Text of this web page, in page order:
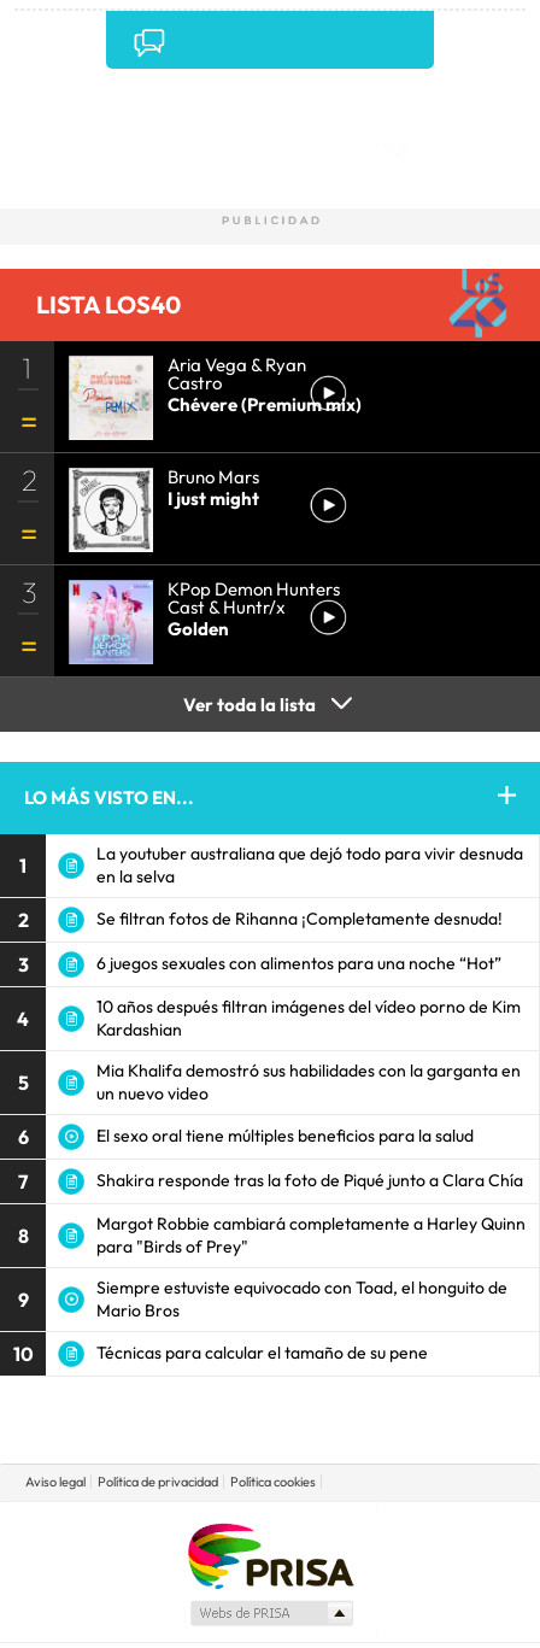
LISTA LOS40
1 Aria Vega & Ryan
Castro
Chévere (Premium mix)
2
Bruno Mars
I just might
3 KPop Demon Hunters
Cast & Huntr/x
Golden
Ver toda la lista
LO MÁS VISTO EN...
1
La youtuber australiana que dejó todo para vivir desnuda
en la selva
2 Se filtran fotos de Rihanna ¡Completamente desnuda!
3 6 juegos sexuales con alimentos para una noche “Hot”
4
10 años después filtran imágenes del vídeo porno de Kim
Kardashian
5
Mia Khalifa demostró sus habilidades con la garganta en
un nuevo video
6 El sexo oral tiene múltiples beneficios para la salud
7 Shakira responde tras la foto de Piqué junto a Clara Chía
8
Margot Robbie cambiará completamente a Harley Quinn
para "Birds of Prey"
9
Siempre estuviste equivocado con Toad, el honguito de
Mario Bros
10 Técnicas para calcular el tamaño de su pene
Aviso legal Política de privacidad Política cookies